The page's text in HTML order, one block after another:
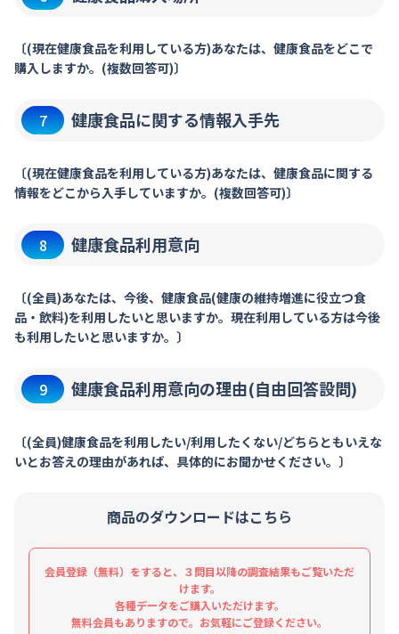
〔(現在健康食品を利用している方)あなたは、健康食品をどこで
購入しますか。(複数回答可)〕
7 健康食品に関する情報入手先
〔(現在健康食品を利用している方)あなたは、健康食品に関する
情報をどこから入手していますか。(複数回答可)〕
8 健康食品利用意向
〔(全員)あなたは、今後、健康食品(健康の維持増進に役立つ食
品・飲料)を利用したいと思いますか。現在利用している方は今後
も利用したいと思いますか。〕
9 健康食品利用意向の理由(自由回答設問)
〔(全員)健康食品を利用したい/利用したくない/どちらともいえな
いとお答えの理由があれば、具体的にお聞かせください。〕
商品のダウンロードはこちら
会員登録（無料）をすると、３問目以降の調査結果もご覧いただ
けます。
各種データをご購入いただけます。
無料会員もありますので。お気軽にご登録ください。